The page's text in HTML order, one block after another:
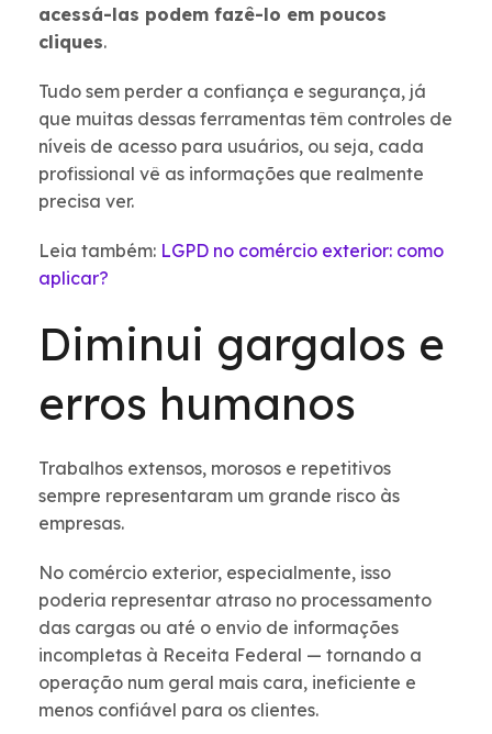
acessá-las podem fazê-lo em poucos
cliques.
Tudo sem perder a confiança e segurança, já
que muitas dessas ferramentas têm controles de
níveis de acesso para usuários, ou seja, cada
profissional vê as informações que realmente
precisa ver.
Leia também: LGPD no comércio exterior: como
aplicar?
Diminui gargalos e
erros humanos
Trabalhos extensos, morosos e repetitivos
sempre representaram um grande risco às
empresas.
No comércio exterior, especialmente, isso
poderia representar atraso no processamento
das cargas ou até o envio de informações
incompletas à Receita Federal — tornando a
operação num geral mais cara, ineficiente e
menos confiável para os clientes.